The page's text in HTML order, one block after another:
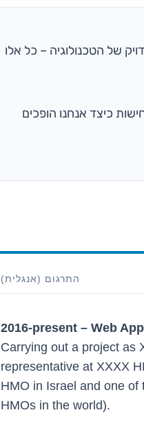
של הטכנולוגיה – כל אלו
כיצד אנחנו הופכים
התרגום (אנגלית)
2016-present – Web
Carrying out a project as
representative at XXXX
HMO in Israel and one of
HMOs in the world).